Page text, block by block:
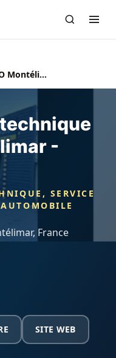
Centre contrôle technique NORISKO Montélimar - 26200
-
SERVICE
France
SITE WEB